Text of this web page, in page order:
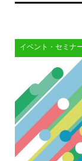
イベント・セミナ